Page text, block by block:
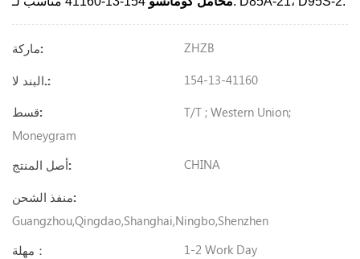
ماركة: ZHZB
البند لا.: 154-13-41160
قسط:
T/T ; Western Union;
Moneygram
أصل المنتج:
CHINA
منفذ الشحن:
Guangzhou,Qingdao,Shanghai,Ningbo,Shenzhen
مهلة：
1-2 Work Day